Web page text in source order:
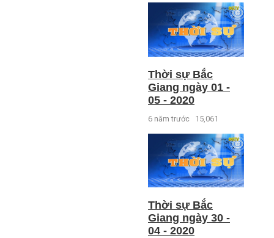
Thời sự Bắc
Giang ngày 01 -
05 - 2020
6 năm trước 15,061
Thời sự Bắc
Giang ngày 30 -
04 - 2020